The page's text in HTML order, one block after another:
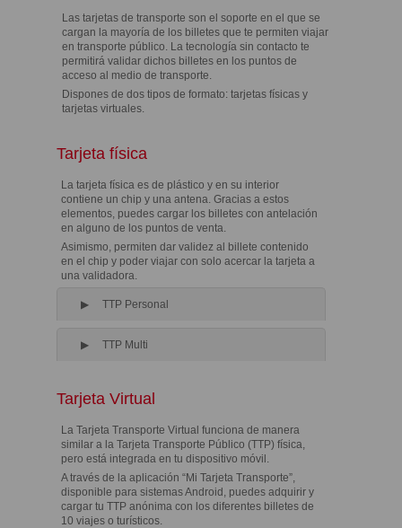
Las tarjetas de transporte son el soporte en el que se
cargan la mayoría de los billetes que te permiten viajar
en transporte público. La tecnología sin contacto te
permitirá validar dichos billetes en los puntos de
acceso al medio de transporte.
Dispones de dos tipos de formato: tarjetas físicas y
tarjetas virtuales.
Tarjeta física
La tarjeta física es de plástico y en su interior
contiene un chip y una antena. Gracias a estos
elementos, puedes cargar los billetes con antelación
en alguno de los puntos de venta.
Asimismo, permiten dar validez al billete contenido
en el chip y poder viajar con solo acercar la tarjeta a
una validadora.
TTP Personal
TTP Multi
Tarjeta Virtual
La Tarjeta Transporte Virtual funciona de manera
similar a la Tarjeta Transporte Público (TTP) física,
pero está integrada en tu dispositivo móvil.
A través de la aplicación “Mi Tarjeta Transporte”,
disponible para sistemas Android, puedes adquirir y
cargar tu TTP anónima con los diferentes billetes de
10 viajes o turísticos.